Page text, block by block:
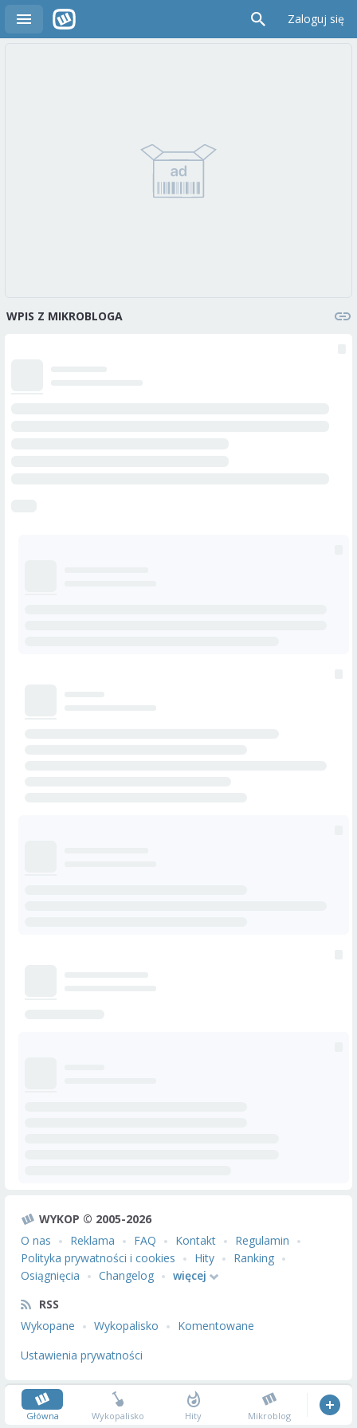
Zaloguj się
WPIS Z MIKROBLOGA
WYKOP © 2005-2026
O nas
Reklama FAQ Kontakt
Regulamin
Polityka prywatności i cookies
Hity
Ranking
Osiągnięcia
Changelog
więcej
RSS
Wykopane
Wykopalisko
Komentowane
Ustawienia prywatności
Główna Wykopalisko Hity Mikroblog